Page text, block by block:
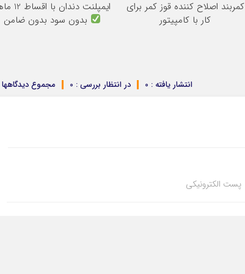
کمربند اصلاح کننده قوز کمر برای
کار با کامپیتور
ایمپلنت دندان با اقساط 12 ماهه
بدون سود بدون ضامن
مجموع دیدگاهها در انتظار بررسی : 0 انتشار یافته : 0
پست الکترونیکی